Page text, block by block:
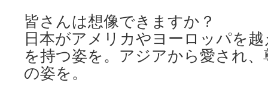
皆さんは想像できますか？
日本がアメリカやヨーロッパを
を持つ姿を。アジアから愛され
の姿を。